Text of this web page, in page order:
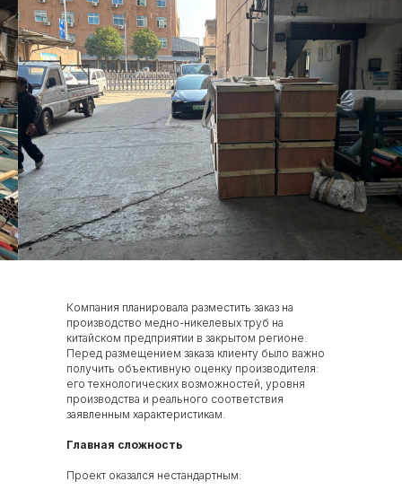
Компания планировала разместить заказ на
производство медно-никелевых труб на
китайском предприятии в закрытом регионе.
Перед размещением заказа клиенту было важно
получить объективную оценку производителя:
его технологических возможностей, уровня
производства и реального соответствия
заявленным характеристикам.
Главная сложность
Проект оказался нестандартным:
INCH